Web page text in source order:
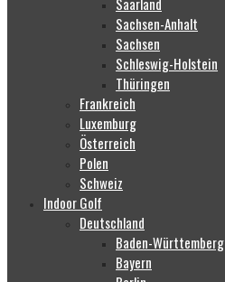
Sachsen-Anhalt
Sachsen
Schleswig-Holstein
Thüringen
Frankreich
Luxemburg
Österreich
Polen
Schweiz
Indoor Golf
Deutschland
Baden-Württemberg
Bayern